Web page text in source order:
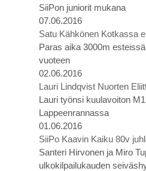
SiiPon juniorit mukana
07.06.2016
Satu Kähkönen Kotkassa
Paras aika 3000m
vuoteen
02.06.2016
Lauri Lindqvist Nuorten
Lauri työnsi kuulavoiton
Lappeenrannassa
01.06.2016
SiiPo Kaavin Kaiku 80v
Santeri Hirvonen ja Miro
ulkokilpailukauden